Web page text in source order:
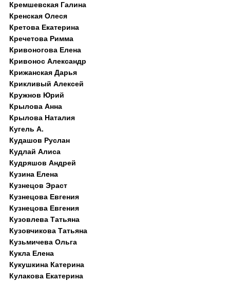
Кремшевская Галина
Кренская Олеся
Кретова Екатерина
Кречетова Римма
Кривоногова Елена
Кривонос Александр
Крижанская Дарья
Крикливый Алексей
Кружнов Юрий
Крылова Анна
Крылова Наталия
Кугель А.
Кудашов Руслан
Кудлай Алиса
Кудряшов Андрей
Кузина Елена
Кузнецов Эраст
Кузнецова Евгения
Кузнецова Евгения
Кузовлева Татьяна
Кузовчикова Татьяна
Кузьмичева Ольга
Кукла Елена
Кукушкина Катерина
Кулакова Екатерина